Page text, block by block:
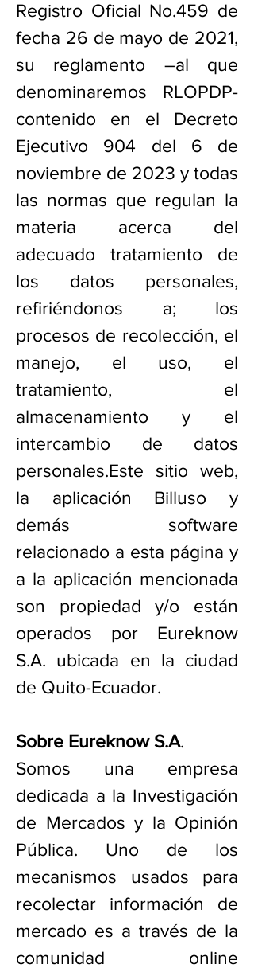
Registro Oficial No.459 de
fecha 26 de mayo de 2021,
su reglamento –al que
denominaremos RLOPDP-
contenido en el Decreto
Ejecutivo 904 del 6 de
noviembre de 2023 y todas
las normas que regulan la
materia acerca del
adecuado tratamiento de
los datos personales,
refiriéndonos a; los
procesos de recolección, el
manejo, el uso, el
tratamiento, el
almacenamiento y el
intercambio de datos
personales.Este sitio web,
la aplicación Billuso y
demás software
relacionado a esta página y
a la aplicación mencionada
son propiedad y/o están
operados por Eureknow
S.A. ubicada en la ciudad
de Quito-Ecuador.
Sobre Eureknow S.A.
Somos una empresa
dedicada a la Investigación
de Mercados y la Opinión
Pública. Uno de los
mecanismos usados para
recolectar información de
mercado es a través de la
comunidad online